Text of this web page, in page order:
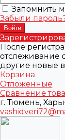
Запомнить
Забыли
После
отслеживание
другие новые
Корзина
Отложенные
Сравнение
г. Тюмень,